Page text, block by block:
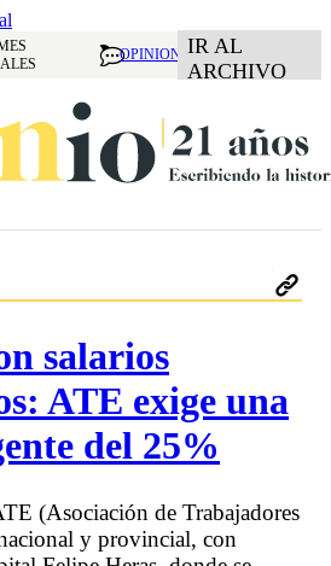
OPINION IR AL
ARCHIVO
salarios
ATE exige una
del 25%
(Asociación de Trabajadores
y provincial, con